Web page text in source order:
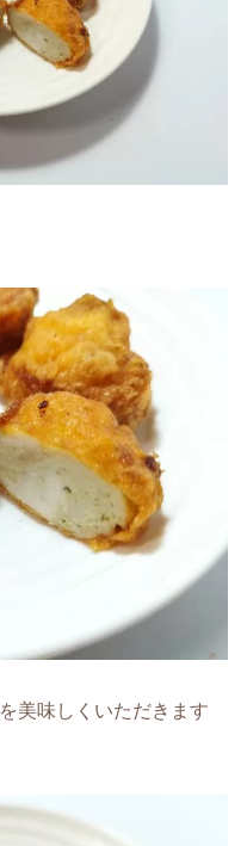
を美味しくいただきます